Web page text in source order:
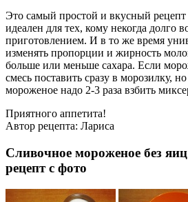
Это самый простой и вкусный
идеален для тех, кому некогда долго
приготовлением. И в то же время
изменять пропорции и жирность
больше или меньше сахара. Если
смесь поставить сразу в морозилку,
мороженое надо 2-3 раза взбить
Приятного аппетита!
Автор рецепта: Лариса
Сливочное мороженое без
рецепт с фото